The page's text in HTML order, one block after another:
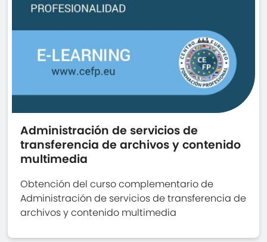
Administración de servicios de
transferencia de archivos y contenido
multimedia
Obtención del curso complementario de
Administración de servicios de transferencia de
archivos y contenido multimedia